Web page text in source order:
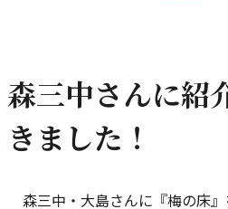
森三中さんに紹
きました！
森三中・大島さんに『梅の床